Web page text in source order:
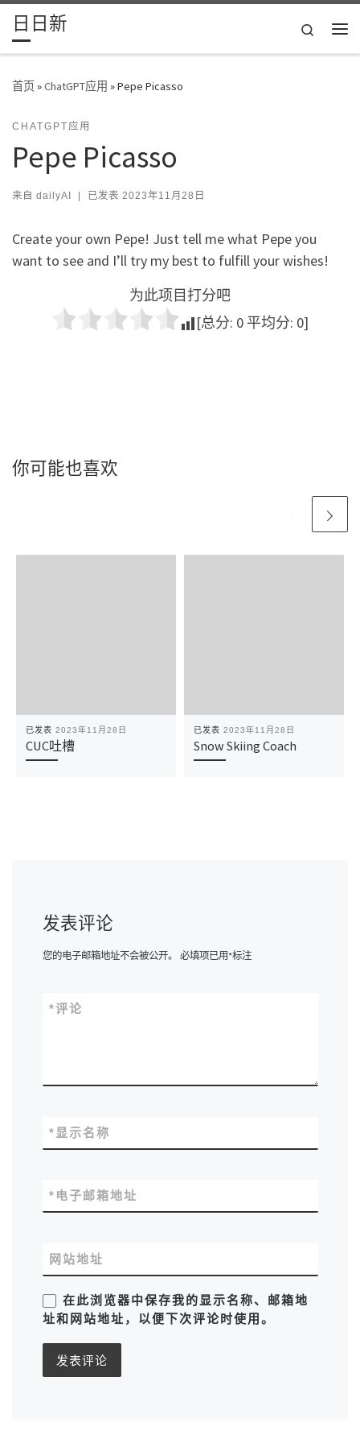
Skip to content
日日新
Search
首页»ChatGPT应用 »Pepe Picasso
CHATGPT应用
Pepe Picasso
来自 dailyAI | 已发表 2023年11月28日
Create your own Pepe! Just tell me what Pepe you
want to see and I’ll try my best to fulfill your wishes!
为此项目打分吧
[总分: 0 平均分: 0]
你可能也喜欢
已发表 2023年11月28日
CUC吐槽
已发表 2023年11月28日
Snow Skiing Coach
发表评论
您的电子邮箱地址不会被公开。 必填项已用*标注
评论
*
显示名称
*
电子邮箱地址
*
网站地址
在此浏览器中保存我的显示名称、邮箱地
址和网站地址，以便下次评论时使用。